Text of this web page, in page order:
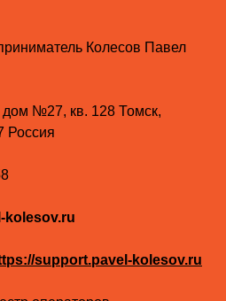
Колесов Павел
№27, кв. 128 Томск,
Россия
kolesov.ru
support.pavel-kolesov.ru